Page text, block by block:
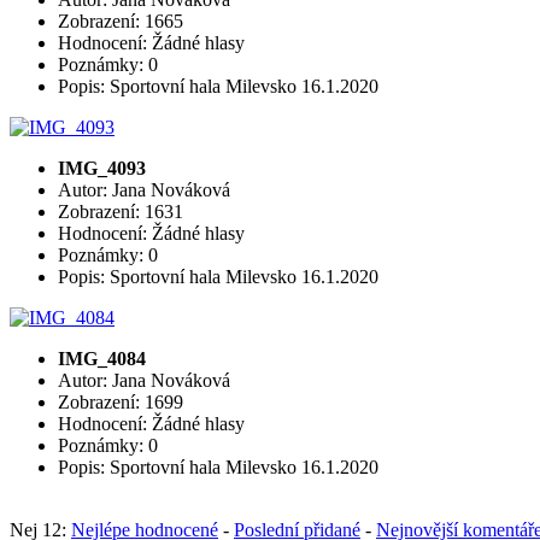
Zobrazení: 1665
Hodnocení: Žádné hlasy
Poznámky: 0
Popis: Sportovní hala Milevsko 16.1.2020
IMG_4093
Autor: Jana Nováková
Zobrazení: 1631
Hodnocení: Žádné hlasy
Poznámky: 0
Popis: Sportovní hala Milevsko 16.1.2020
IMG_4084
Autor: Jana Nováková
Zobrazení: 1699
Hodnocení: Žádné hlasy
Poznámky: 0
Popis: Sportovní hala Milevsko 16.1.2020
Nej 12: Nejlépe hodnocené - Poslední přidané - Nejnovější